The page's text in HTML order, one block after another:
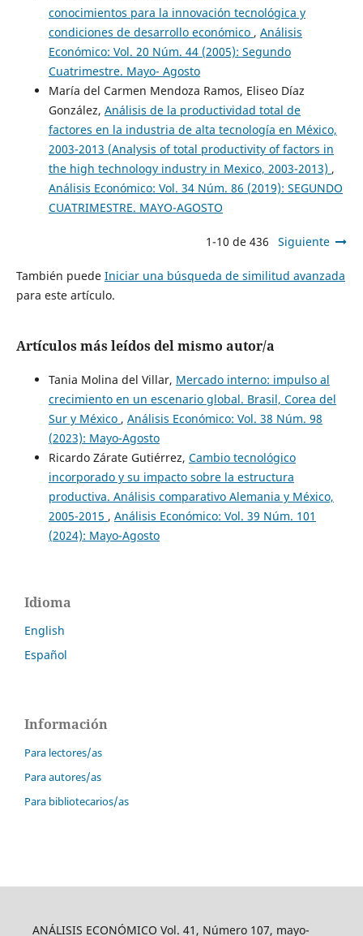
conocimientos para la innovación tecnológica y
condiciones de desarrollo económico , Análisis
Económico: Vol. 20 Núm. 44 (2005): Segundo
Cuatrimestre. Mayo- Agosto
María del Carmen Mendoza Ramos, Eliseo Díaz
González, Análisis de la productividad total de
factores en la industria de alta tecnología en México,
2003-2013 (Analysis of total productivity of factors in
the high technology industry in Mexico, 2003-2013) ,
Análisis Económico: Vol. 34 Núm. 86 (2019): SEGUNDO
CUATRIMESTRE. MAYO-AGOSTO
1-10 de 436 Siguiente
También puede Iniciar una búsqueda de similitud avanzada
para este artículo.
Artículos más leídos del mismo autor/a
Tania Molina del Villar, Mercado interno: impulso al
crecimiento en un escenario global. Brasil, Corea del
Sur y México , Análisis Económico: Vol. 38 Núm. 98
(2023): Mayo-Agosto
Ricardo Zárate Gutiérrez, Cambio tecnológico
incorporado y su impacto sobre la estructura
productiva. Análisis comparativo Alemania y México,
2005-2015 , Análisis Económico: Vol. 39 Núm. 101
(2024): Mayo-Agosto
Idioma
English
Español
Información
Para lectores/as
Para autores/as
Para bibliotecarios/as
ANÁLISIS ECONÓMICO Vol. 41, Número 107, mayo-